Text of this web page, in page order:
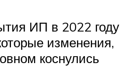
ИП в 2022 году
изменения,
коснулись